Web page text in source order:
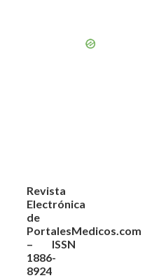
Revista
Electrónica
de
PortalesMedicos.com
– ISSN
1886-
8924